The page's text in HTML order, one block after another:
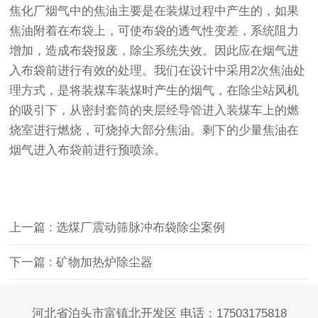
焦化厂烟气中的焦油主要是在装煤过程中产生的，如果
焦油附着在布袋上，可使布袋的透气性变差，系统阻力
增加，造成布袋报废，除尘系统失效。因此应在烟气进
入布袋前进行有效的处理。我们在设计中采用2次焦油处
理方式，是将装煤车装煤时产生的烟气，在除尘站风机
的吸引下，从密封套筒的夹层经导管进入装煤车上的燃
烧室进行燃烧，可烧掉大部分焦油。剩下的少量焦油在
烟气进入布袋前进行预喷涂。
上一篇 : 选煤厂震动筛脉冲布袋除尘案例
下一篇 : 矿物加热炉除尘器
河北省泊头市富镇北开发区 电话：17503175818